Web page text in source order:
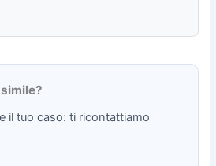
il tuo caso: ti ricontattiamo